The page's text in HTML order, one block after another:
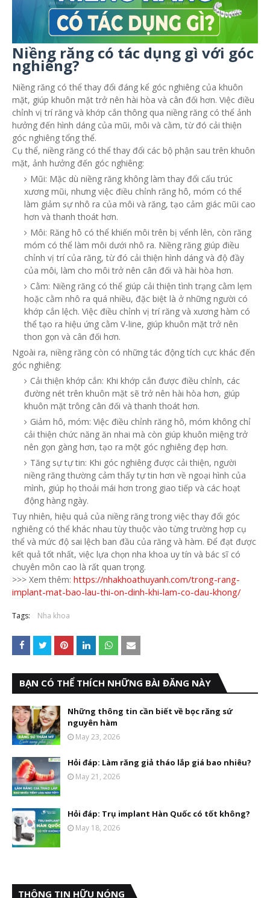
Niềng răng có tác dụng gì với góc
nghiêng?
Niềng răng có thể thay đổi đáng kể góc nghiêng của khuôn
mặt, giúp khuôn mặt trở nên hài hòa và cân đối hơn. Việc điều
chỉnh vị trí răng và khớp cắn thông qua niềng răng có thể ảnh
hưởng đến hình dáng của mũi, môi và cằm, từ đó cải thiện
góc nghiêng tổng thể.
Cụ thể, niềng răng có thể thay đổi các bộ phận sau trên khuôn
mặt, ảnh hưởng đến góc nghiêng:
Mũi: Mặc dù niềng răng không làm thay đổi cấu trúc
xương mũi, nhưng việc điều chỉnh răng hô, móm có thể
làm giảm sự nhô ra của môi và răng, tạo cảm giác mũi cao
hơn và thanh thoát hơn.
Môi: Răng hô có thể khiến môi trên bị vểnh lên, còn răng
móm có thể làm môi dưới nhô ra. Niềng răng giúp điều
chỉnh vị trí của răng, từ đó cải thiện hình dáng và độ đầy
của môi, làm cho môi trở nên cân đối và hài hòa hơn.
Cằm: Niềng răng có thể giúp cải thiện tình trạng cằm lẹm
hoặc cằm nhô ra quá nhiều, đặc biệt là ở những người có
khớp cắn lệch. Việc điều chỉnh vị trí răng và xương hàm có
thể tạo ra hiệu ứng cằm V-line, giúp khuôn mặt trở nên
thon gọn và cân đối hơn.
Ngoài ra, niềng răng còn có những tác động tích cực khác đến
góc nghiêng:
Cải thiện khớp cắn: Khi khớp cắn được điều chỉnh, các
đường nét trên khuôn mặt sẽ trở nên hài hòa hơn, giúp
khuôn mặt trông cân đối và thanh thoát hơn.
Giảm hô, móm: Việc điều chỉnh răng hô, móm không chỉ
cải thiện chức năng ăn nhai mà còn giúp khuôn miệng trở
nên gọn gàng hơn, tạo ra một góc nghiêng đẹp hơn.
Tăng sự tự tin: Khi góc nghiêng được cải thiện, người
niềng răng thường cảm thấy tự tin hơn về ngoại hình của
mình, giúp họ thoải mái hơn trong giao tiếp và các hoạt
động hàng ngày.
Tuy nhiên, hiệu quả của niềng răng trong việc thay đổi góc
nghiêng có thể khác nhau tùy thuộc vào từng trường hợp cụ
thể và mức độ sai lệch ban đầu của răng và hàm. Để đạt được
kết quả tốt nhất, việc lựa chọn nha khoa uy tín và bác sĩ có
chuyên môn cao là rất quan trọng.
>>> Xem thêm: https://nhakhoathuyanh.com/trong-rang-
implant-mat-bao-lau-thi-on-dinh-khi-lam-co-dau-khong/
Tags: Nha khoa
BẠN CÓ THỂ THÍCH NHỮNG BÀI ĐĂNG NÀY
Những thông tin cần biết về bọc răng sứ
nguyên hàm
May 23, 2026
Hỏi đáp: Làm răng giả tháo lắp giá bao nhiêu?
May 21, 2026
Hỏi đáp: Trụ implant Hàn Quốc có tốt không?
May 18, 2026
THÔNG TIN HỮU NÓNG